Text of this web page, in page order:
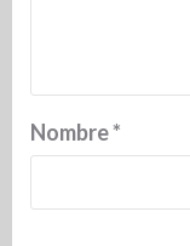
Nombre*